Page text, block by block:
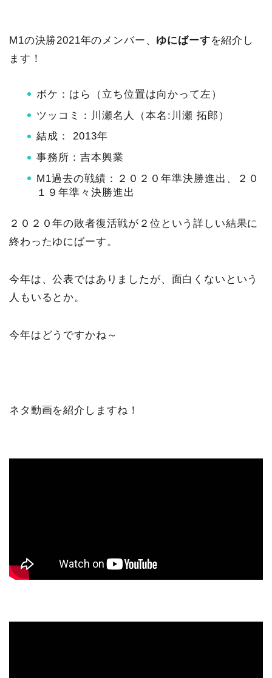
M1の決勝2021年のメンバー、 ゆにばーすを紹介し
ます！
ボケ：はら（立ち位置は向かって左）
ツッコミ：川瀬名人（本名:川瀬 拓郎）
結成： 2013年
事務所：吉本興業
M1過去の戦績：２０２０年準決勝進出、２０
１９年準々決勝進出
２０２０年の敗者復活戦が２位という詳しい結果に
終わったゆにばーす。
今年は、公表ではありましたが、面白くないという
人もいるとか。
今年はどうですかね～
ネタ動画を紹介しますね！